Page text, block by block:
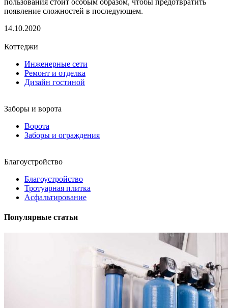
появление сложностей в последующем.
14.10.2020
Коттеджи
Инженерные сети
Ремонт и отделка
Дизайн гостиной
Заборы и ворота
Ворота
Заборы и ограждения
Благоустройство
Благоустройство
Тротуарная плитка
Асфальтирование
Популярные статьи